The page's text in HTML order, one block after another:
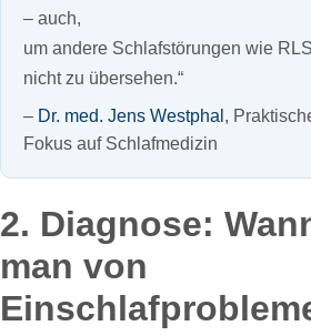
– auch,
um andere Schlafstörungen wie
nicht zu übersehen.“
– Dr. med. Jens Westphal ,
Fokus auf Schlafmedizin
2. Diagnose:
man von